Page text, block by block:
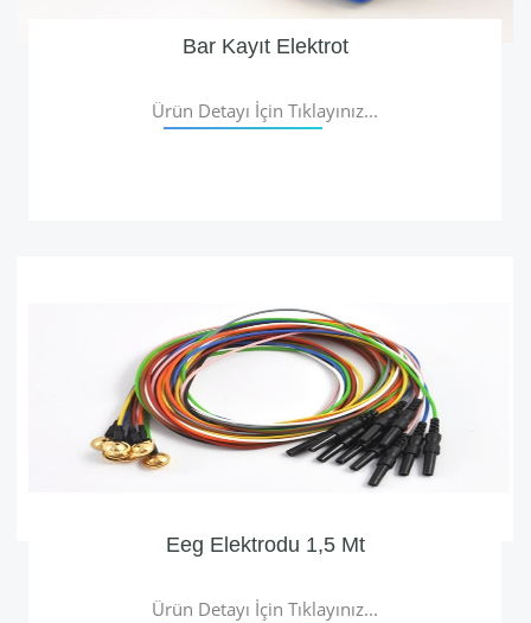
Bar Kayıt Elektrot
Ürün Detayı İçin Tıklayınız...
Eeg Elektrodu 1,5 Mt
Ürün Detayı İçin Tıklayınız...